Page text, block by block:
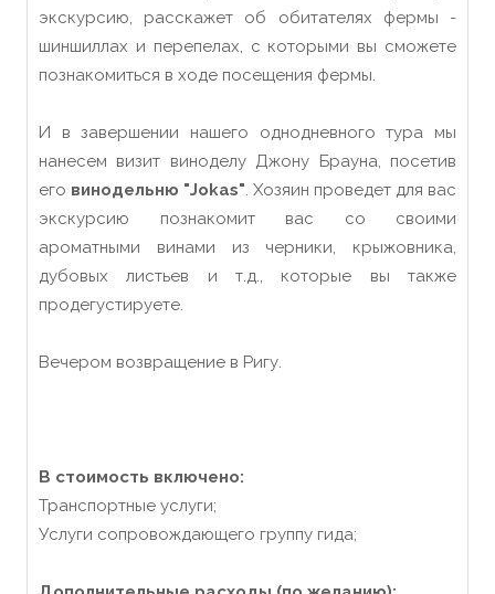
экскурсию, расскажет об обитателях фермы -
шиншиллах и перепелах, с которыми вы сможете
познакомиться в ходе посещения фермы.
И в завершении нашего однодневного тура мы
нанесем визит виноделу Джону Брауна, посетив
его винодельню "Jokas". Хозяин проведет для вас
экскурсию познакомит вас со своими
ароматными винами из черники, крыжовника,
дубовых листьев и т.д., которые вы также
продегустируете.
Вечером возвращение в Ригу.
В стоимость включено:
Транспортные услуги;
Услуги сопровождающего группу гида;